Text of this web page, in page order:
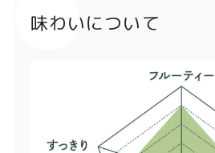
味わいについて